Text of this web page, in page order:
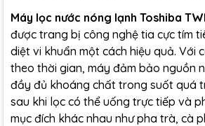
Máy lọc nước nóng lạnh Toshiba
được trang bị công nghệ tia cực tím
diệt vi khuẩn một cách hiệu quả. Với
theo thời gian, máy đảm bảo nguồn
đầy đủ khoáng chất trong suốt quá
sau khi lọc có thể uống trực tiếp và
mục đích khác nhau như pha trà, cà